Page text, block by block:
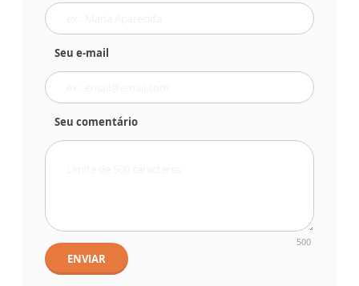
Seu e-mail
Seu comentário
500
ENVIAR